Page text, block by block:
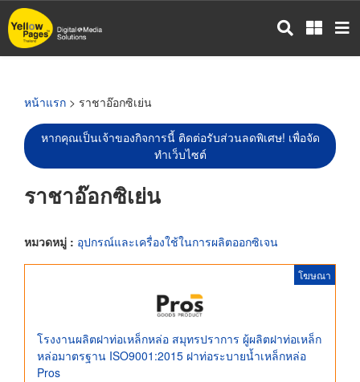
ข้าม
ไป
หน้าแรก > ราชาอ๊อกซิเย่น
หากคุณเป็นเจ้าของกิจการนี้ ติดต่อรับส่วนลดพิเศษ! เพื่อจัด
ทำเว็บไซต์
ราชาอ๊อกซิเย่น
หมวดหมู่ : อุปกรณ์และเครื่องใช้ในการผลิตออกซิเจน
โฆษณา
โรงงานผลิตฝาท่อเหล็กหล่อ สมุทรปราการ ผู้ผลิตฝาท่อเหล็ก
หล่อมาตรฐาน ISO9001:2015 ฝาท่อระบายน้ำเหล็กหล่อ
Pros